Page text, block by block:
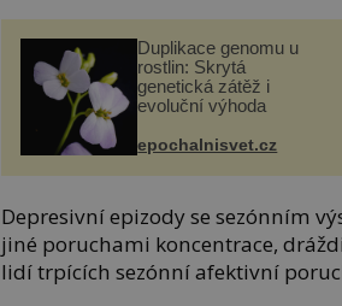
Duplikace genomu u
rostlin: Skrytá
genetická zátěž i
evoluční výhoda
epochalnisvet.cz
Depresivní epizody se sezónním
jiné poruchami koncentrace,
lidí trpících sezónní afektivní